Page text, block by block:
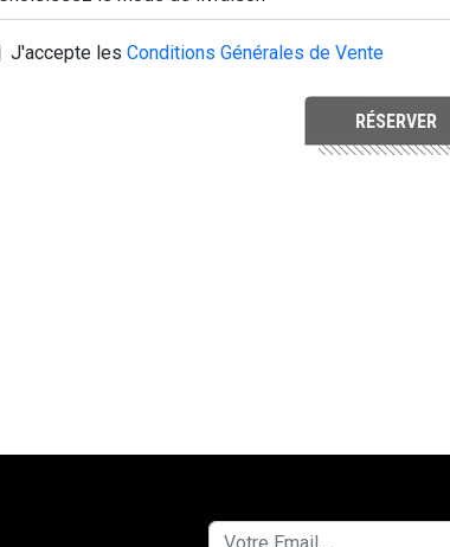
J'accepte les Conditions Générales de Vente
RÉSERVER